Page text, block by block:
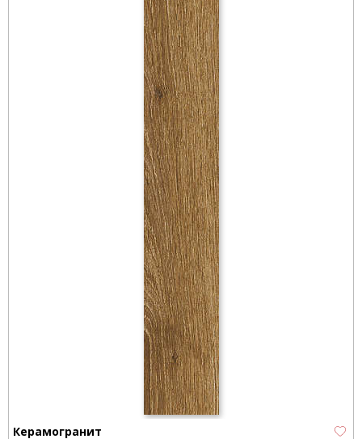
Керамогранит